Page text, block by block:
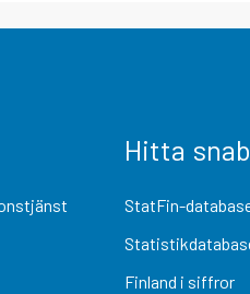
Hitta
StatFin-
Finland i siffror